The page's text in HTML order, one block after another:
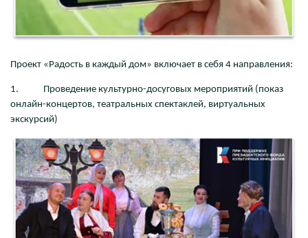
Проект «Радость в каждый дом» включает в себя 4 направления:
1. Проведение культурно-досуговых мероприятий (показ
онлайн-концертов, театральных спектаклей, виртуальных
экскурсий)